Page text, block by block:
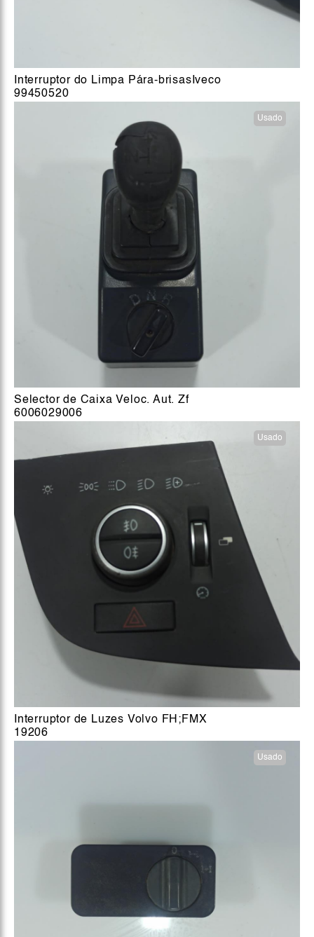
Interruptor do Limpa Pára-brisasIveco
99450520
Usado
Selector de Caixa Veloc. Aut. Zf
6006029006
Usado
Interruptor de Luzes Volvo FH;FMX
19206
Usado